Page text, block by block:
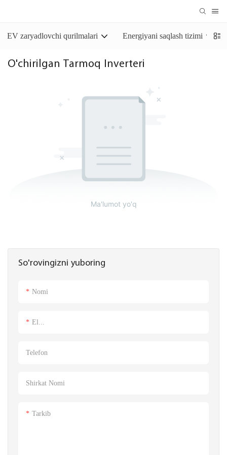
EV zaryadlovchi qurilmalari Energiyani saqlash tizimi
O'chirilgan Tarmoq Inverteri
So'rovingizni yuboring
Nomi
El...
Telefon
Shirkat Nomi
Tarkib
Ma'lumot yo'q